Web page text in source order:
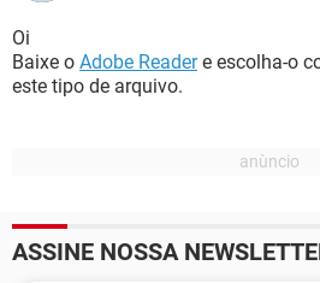
Oi
Baixe o Adobe Readere escolha-o
este tipo de arquivo.
ASSINE NOSSA